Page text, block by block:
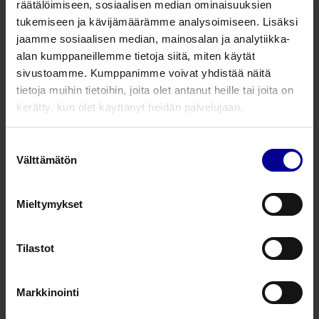
räätälöimiseen, sosiaalisen median ominaisuuksien
tukemiseen ja kävijämäärämme analysoimiseen. Lisäksi
jaamme sosiaalisen median, mainosalan ja analytiikka-
alan kumppaneillemme tietoja siitä, miten käytät
sivustoamme. Kumppanimme voivat yhdistää näitä
tietoja muihin tietoihin, joita olet antanut heille tai joita on
kerätty, kun olet käyttänyt heidän palvelujaan.
valinta
Välttämätön
Mieltymykset
Tilastot
Markkinointi
Haavasidosten kiinnitys (2) Infektoituneet haavat
Leikkaushaavat (3) Palovammat (5)
Puremahaavat (6) Runsaasti erittävät haavat (5)
Syvät ja onkalomaiset haavat (5)
Tapaturmaiset haavat (4)